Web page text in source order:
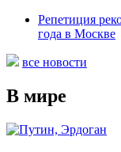
Репетиция
года в Москве
все новости
В мире